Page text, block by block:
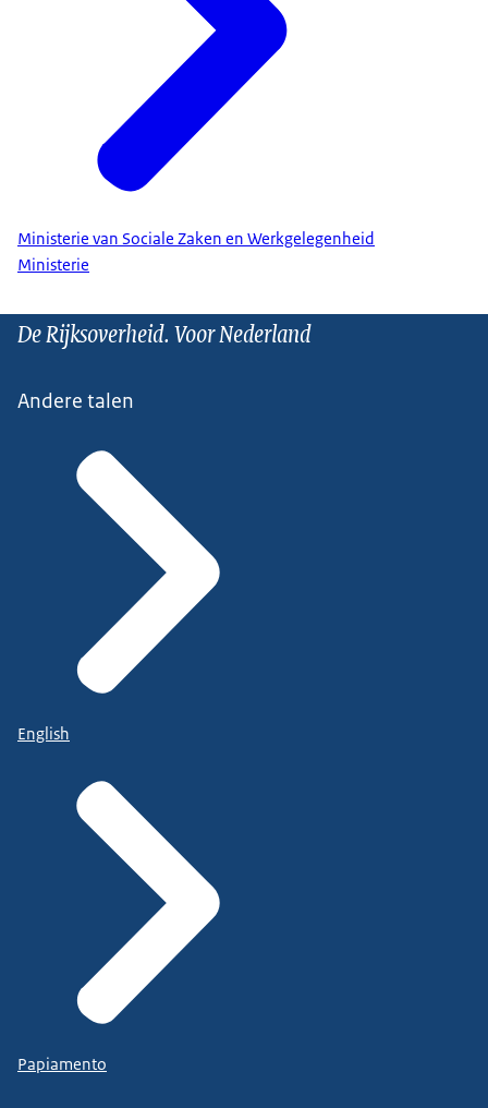
Ministerie van Sociale Zaken en Werkgelegenheid
Ministerie
De Rijksoverheid. Voor Nederland
Andere talen
English
Papiamento